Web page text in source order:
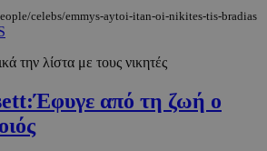
celebs/emmys-aytoi-itan-oi-nikites-tis-bradias
την λίστα με τους νικητές
από τη ζωή ο